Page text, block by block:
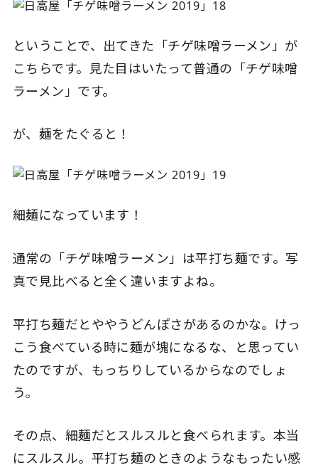
ということで、出てきた「チゲ味噌ラーメン」が
こちらです。見た目はいたって普通の「チゲ味噌
ラーメン」です。
が、麺をたぐると！
細麺になっています！
通常の「チゲ味噌ラーメン」は平打ち麺です。写
真で見比べると全く違いますよね。
平打ち麺だとややうどんぽさがあるのかな。けっ
こう食べている時に麺が塊になるな、と思ってい
たのですが、もっちりしているからなのでしょ
う。
その点、細麺だとスルスルと食べられます。本当
にスルスル。平打ち麺のときのようなもったい感